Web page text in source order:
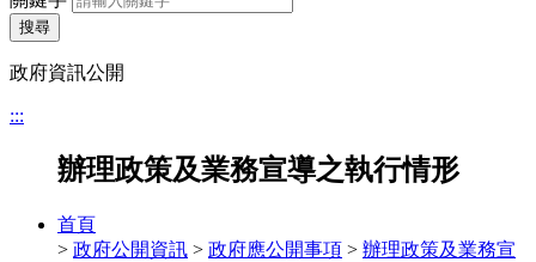
搜尋
政府資訊公開
:::
辦理政策及業務宣導之執行情形
首頁
> 政府公開資訊 > 政府應公開事項 > 辦理政策及業務宣